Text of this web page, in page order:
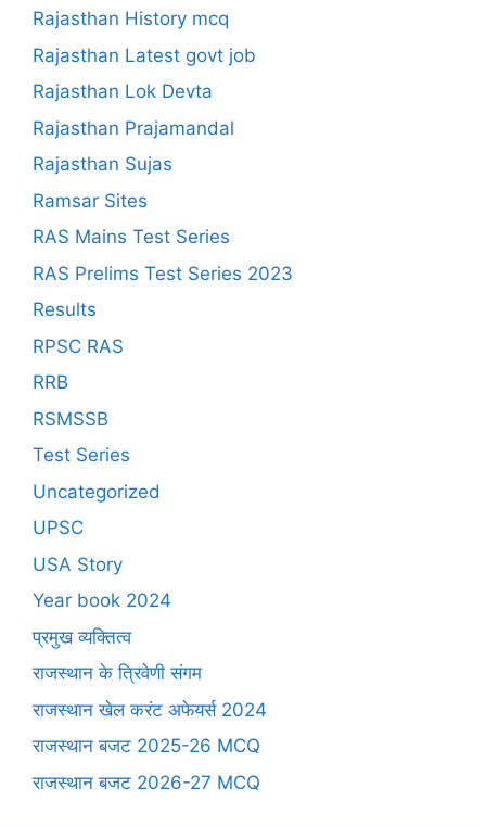
Rajasthan History mcq
Rajasthan Latest govt job
Rajasthan Lok Devta
Rajasthan Prajamandal
Rajasthan Sujas
Ramsar Sites
RAS Mains Test Series
RAS Prelims Test Series 2023
Results
RPSC RAS
RRB
RSMSSB
Test Series
Uncategorized
UPSC
USA Story
Year book 2024
प्रमुख व्यक्तित्व
राजस्थान के त्रिवेणी संगम
राजस्थान खेल करंट अफेयर्स 2024
राजस्थान बजट 2025-26 MCQ
राजस्थान बजट 2026-27 MCQ